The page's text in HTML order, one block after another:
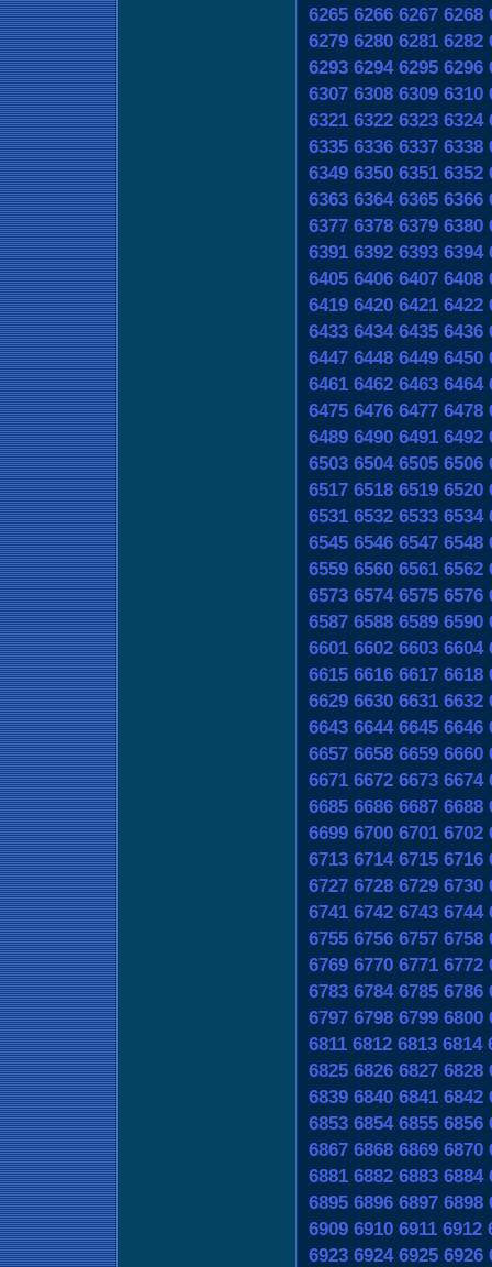
6265 6266 6267 6268
6279 6280 6281 6282
6293 6294 6295 6296
6307 6308 6309 6310
6321 6322 6323 6324
6335 6336 6337 6338
6349 6350 6351 6352
6363 6364 6365 6366
6377 6378 6379 6380
6391 6392 6393 6394
6405 6406 6407 6408
6419 6420 6421 6422
6433 6434 6435 6436
6447 6448 6449 6450
6461 6462 6463 6464
6475 6476 6477 6478
6489 6490 6491 6492
6503 6504 6505 6506
6517 6518 6519 6520
6531 6532 6533 6534
6545 6546 6547 6548
6559 6560 6561 6562
6573 6574 6575 6576
6587 6588 6589 6590
6601 6602 6603 6604
6615 6616 6617 6618
6629 6630 6631 6632
6643 6644 6645 6646
6657 6658 6659 6660
6671 6672 6673 6674
6685 6686 6687 6688
6699 6700 6701 6702
6713 6714 6715 6716
6727 6728 6729 6730
6741 6742 6743 6744
6755 6756 6757 6758
6769 6770 6771 6772
6783 6784 6785 6786
6797 6798 6799 6800
6811 6812 6813 6814
6825 6826 6827 6828
6839 6840 6841 6842
6853 6854 6855 6856
6867 6868 6869 6870
6881 6882 6883 6884
6895 6896 6897 6898
6909 6910 6911 6912
6923 6924 6925 6926